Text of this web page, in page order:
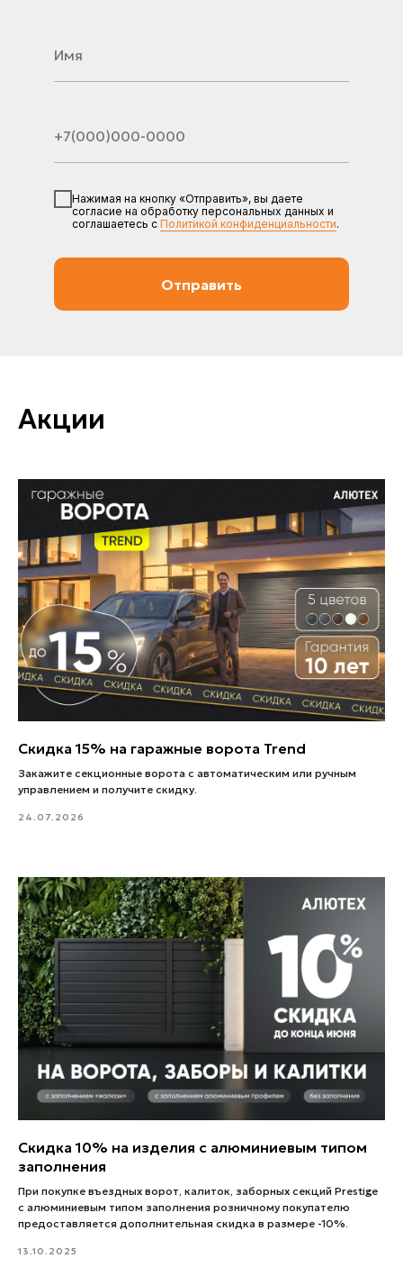
Нажимая на кнопку «Отправить», вы даете
согласие на обработку персональных данных и
соглашаетесь c Политикой конфиденциальности.
Отправить
Акции
Скидка 15% на гаражные ворота Trend
Закажите секционные ворота с автоматическим или ручным
управлением и получите скидку.
24.07.2026
Скидка 10% на изделия с алюминиевым типом
заполнения
При покупке въездных ворот, калиток, заборных секций Prestige
с алюминиевым типом заполнения розничному покупателю
предоставляется дополнительная скидка в размере -10%.
13.10.2025